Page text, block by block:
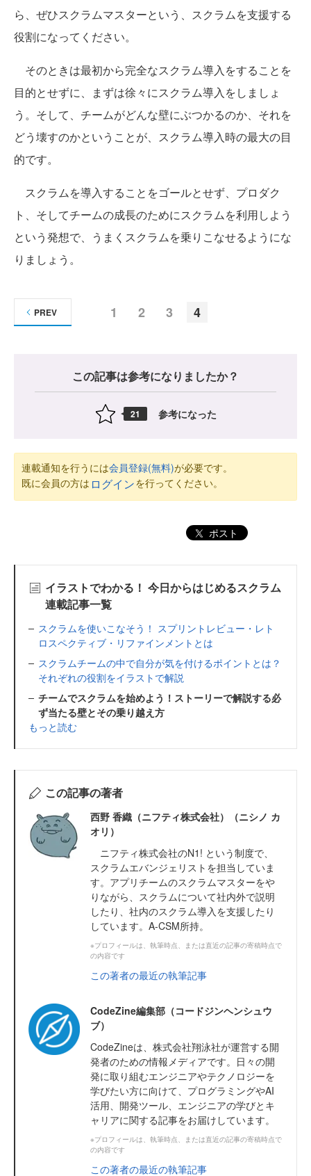
ら、ぜひスクラムマスターという、スクラムを支援する
役割になってください。
そのときは最初から完全なスクラム導入をすることを
目的とせずに、まずは徐々にスクラム導入をしましょ
う。そして、チームがどんな壁にぶつかるのか、それを
どう壊すのかということが、スクラム導入時の最大の目
的です。
スクラムを導入することをゴールとせず、プロダク
ト、そしてチームの成長のためにスクラムを利用しよう
という発想で、うまくスクラムを乗りこなせるようにな
りましょう。
1 2 3 4
PREV
この記事は参考になりましたか？
21 参考になった
連載通知を行うには会員登録(無料)が必要です。
既に会員の方は ログインを行ってください。
ポスト
イラストでわかる！ 今日からはじめるスクラム
連載記事一覧
スクラムを使いこなそう！ スプリントレビュー・レト
ロスペクティブ・リファインメントとは
スクラムチームの中で自分が気を付けるポイントとは？
それぞれの役割をイラストで解説
チームでスクラムを始めよう！ストーリーで解説する必
ず当たる壁とその乗り越え方
もっと読む
この記事の著者
西野 香織（ニフティ株式会社）（ニシノ カ
オリ）
ニフティ株式会社のN1! という制度で、
スクラムエバンジェリストを担当していま
す。アプリチームのスクラムマスターをや
りながら、スクラムについて社内外で説明
したり、社内のスクラム導入を支援したり
しています。A-CSM所持。
※プロフィールは、執筆時点、または直近の記事の寄稿時点で
の内容です
この著者の最近の執筆記事
CodeZine編集部（コードジンヘンシュウ
ブ）
CodeZineは、株式会社翔泳社が運営する開
発者のための情報メディアです。日々の開
発に取り組むエンジニアやテクノロジーを
学びたい方に向けて、プログラミングやAI
活用、開発ツール、エンジニアの学びとキ
ャリアに関する記事をお届けしています。
※プロフィールは、執筆時点、または直近の記事の寄稿時点で
の内容です
この著者の最近の執筆記事